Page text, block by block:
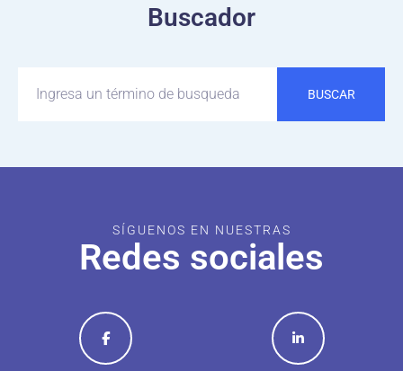
Buscador
BUSCAR
SÍGUENOS EN NUESTRAS
Redes sociales